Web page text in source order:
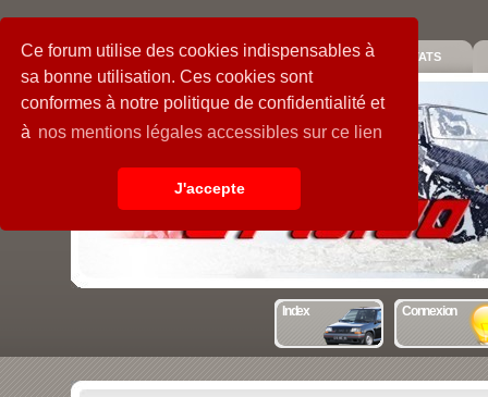
Ce forum utilise des cookies indispensables à
sa bonne utilisation. Ces cookies sont
conformes à notre politique de confidentialité et
à nos mentions légales accessibles sur ce lien
J'accepte
PIECES GALERIE GUIDE STATS
Index Connexion